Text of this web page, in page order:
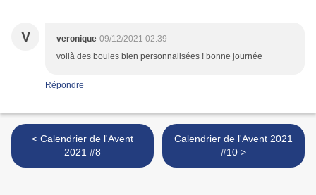
V veronique 09/12/2021 02:39
voilà des boules bien personnalisées ! bonne journée
Répondre
< Calendrier de l'Avent
2021 #8
Calendrier de l'Avent 2021
#10 >